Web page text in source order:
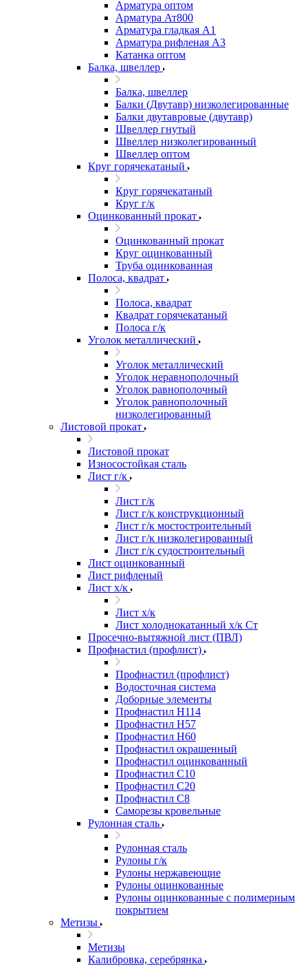
Арматура оптом
Арматура Ат800
Арматура гладкая А1
Арматура рифленая А3
Катанка оптом
Балка, швеллер
Балка, швеллер
Балки (Двутавр) низколегированные
Балки двутавровые (двутавр)
Швеллер гнутый
Швеллер низколегированный
Швеллер оптом
Круг горячекатаный
Круг горячекатаный
Круг г/к
Оцинкованный прокат
Оцинкованный прокат
Круг оцинкованный
Труба оцинкованная
Полоса, квадрат
Полоса, квадрат
Квадрат горячекатаный
Полоса г/к
Уголок металлический
Уголок металлический
Уголок неравнополочный
Уголок равнополочный
Уголок равнополочный
низколегированный
Листовой прокат
Листовой прокат
Износостойкая сталь
Лист г/к
Лист г/к
Лист г/к конструкционный
Лист г/к мостостроительный
Лист г/к низколегированный
Лист г/к судостроительный
Лист оцинкованный
Лист рифленый
Лист х/к
Лист х/к
Лист холоднокатанный х/к Ст
Просечно-вытяжной лист (ПВЛ)
Профнастил (профлист)
Профнастил (профлист)
Водосточная система
Доборные элементы
Профнастил Н114
Профнастил Н57
Профнастил Н60
Профнастил окрашенный
Профнастил оцинкованный
Профнастил С10
Профнастил С20
Профнастил С8
Саморезы кровельные
Рулонная сталь
Рулонная сталь
Рулоны г/к
Рулоны нержавеющие
Рулоны оцинкованные
Рулоны оцинкованные с полимерным
покрытием
Метизы
Метизы
Калибровка, серебрянка